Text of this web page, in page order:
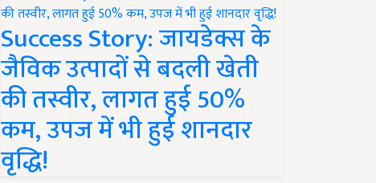
Success Story: जायडेक्स के
जैविक उत्पादों से बदली खेती
की तस्वीर, लागत हुई 50%
कम, उपज में भी हुई शानदार
वृद्धि!